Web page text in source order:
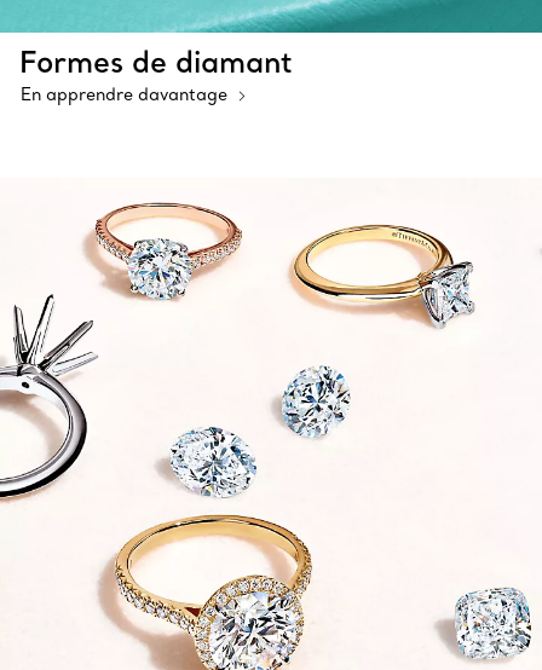
Formes de diamant
En apprendre davantage